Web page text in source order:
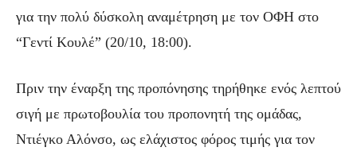
για την πολύ δύσκολη αναμέτρηση με τον ΟΦΗ στο
“Γεντί Κουλέ” (20/10, 18:00).
Πριν την έναρξη της προπόνησης τηρήθηκε ενός λεπτού
σιγή με πρωτοβουλία του προπονητή της ομάδας,
Ντιέγκο Αλόνσο, ως ελάχιστος φόρος τιμής για τον